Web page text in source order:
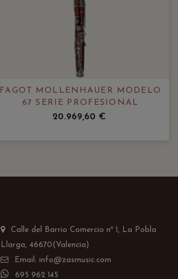
FAGOT MOLLENHAUER MODELO
67 SERIE PROFESIONAL
20.969,60 €
Calle del Barrio Comercio nº 1, La Pobla
Llarga, 46670(Valencia)
Email: info@zasmusic.com
695 962 145